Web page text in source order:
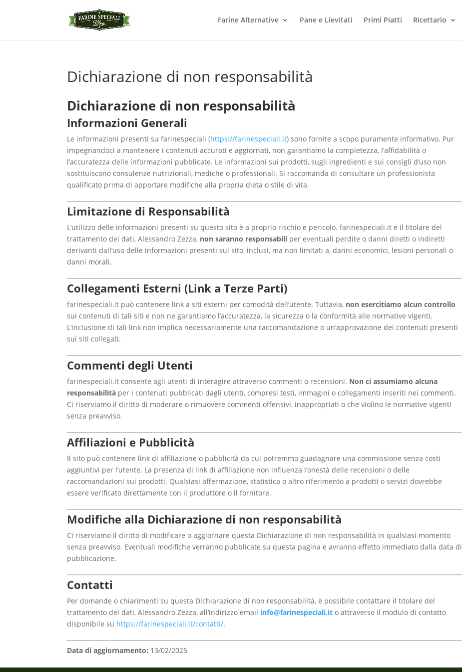
Farine Alternative Pane e Lievitati Primi Piatti Ricettario
Dichiarazione di non responsabilità
Dichiarazione di non responsabilità
Informazioni Generali
Le informazioni presenti su farinespeciali (https://farinespeciali.it) sono fornite a scopo puramente informativo. Pur
impegnandoci a mantenere i contenuti accurati e aggiornati, non garantiamo la completezza, l’affidabilità o
l’accuratezza delle informazioni pubblicate. Le informazioni sui prodotti, sugli ingredienti e sui consigli d’uso non
sostituiscono consulenze nutrizionali, mediche o professionali. Si raccomanda di consultare un professionista
qualificato prima di apportare modifiche alla propria dieta o stile di vita.
Limitazione di Responsabilità
L’utilizzo delle informazioni presenti su questo sito è a proprio rischio e pericolo. farinespeciali.it e il titolare del
trattamento dei dati, Alessandro Zezza, non saranno responsabili per eventuali perdite o danni diretti o indiretti
derivanti dall’uso delle informazioni presenti sul sito, inclusi, ma non limitati a, danni economici, lesioni personali o
danni morali.
Collegamenti Esterni (Link a Terze Parti)
farinespeciali.it può contenere link a siti esterni per comodità dell’utente. Tuttavia, non esercitiamo alcun controllo
sui contenuti di tali siti e non ne garantiamo l’accuratezza, la sicurezza o la conformità alle normative vigenti.
L’inclusione di tali link non implica necessariamente una raccomandazione o un’approvazione dei contenuti presenti
sui siti collegati.
Commenti degli Utenti
farinespeciali.it consente agli utenti di interagire attraverso commenti o recensioni. Non ci assumiamo alcuna
responsabilità per i contenuti pubblicati dagli utenti, compresi testi, immagini o collegamenti inseriti nei commenti.
Ci riserviamo il diritto di moderare o rimuovere commenti offensivi, inappropriati o che violino le normative vigenti
senza preavviso.
Affiliazioni e Pubblicità
Il sito può contenere link di affiliazione o pubblicità da cui potremmo guadagnare una commissione senza costi
aggiuntivi per l’utente. La presenza di link di affiliazione non influenza l’onestà delle recensioni o delle
raccomandazioni sui prodotti. Qualsiasi affermazione, statistica o altro riferimento a prodotti o servizi dovrebbe
essere verificato direttamente con il produttore o il fornitore.
Modifiche alla Dichiarazione di non responsabilità
Ci riserviamo il diritto di modificare o aggiornare questa Dichiarazione di non responsabilità in qualsiasi momento
senza preavviso. Eventuali modifiche verranno pubblicate su questa pagina e avranno effetto immediato dalla data di
pubblicazione.
Contatti
Per domande o chiarimenti su questa Dichiarazione di non responsabilità, è possibile contattare il titolare del
trattamento dei dati, Alessandro Zezza, all’indirizzo email info@farinespeciali.it o attraverso il modulo di contatto
disponibile su https://farinespeciali.it/contatti/.
Data di aggiornamento: 13/02/2025